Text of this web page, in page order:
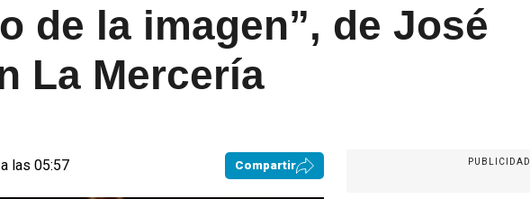
de la imagen”, de José
La Mercería
las 05:57 Compartir PUBLICIDAD